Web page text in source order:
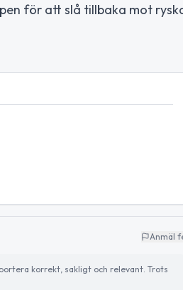
för att slå tillbaka mot
Anmäl
korrekt, sakligt och relevant. Trots